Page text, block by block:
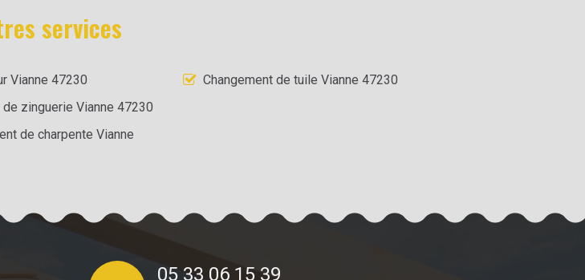
services
Vianne 47230
de zinguerie Vianne 47230
de charpente Vianne
Changement de tuile Vianne 47230
05 33 06 15 39